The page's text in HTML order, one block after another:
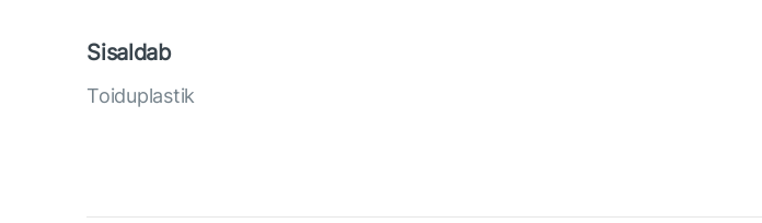
Sisaldab
Toiduplastik